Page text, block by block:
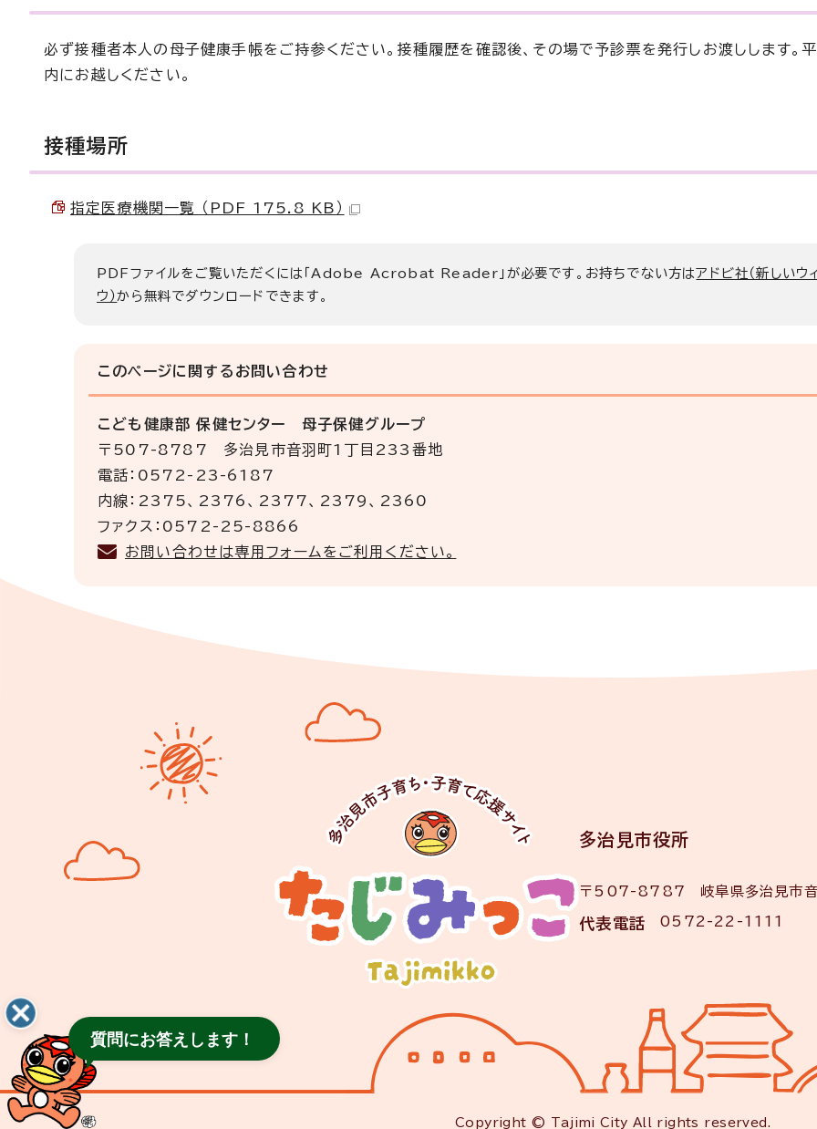
必ず接種者本人の母子健康手帳をご持参ください。接種履歴を確認後、その場で予診票を発行しお渡しします。
内にお越しください。
接種場所
指定医療機関一覧 （PDF 175.8 KB）
PDFファイルをご覧いただくには「Adobe Acrobat Reader」が必要です。お持ちでない方はアドビ社（新しいウ
ウ）から無料でダウンロードできます。
このページに関する お問い合わせ
こども健康部 保健センター 母子保健グループ
〒507-8787 多治見市音羽町1丁目233番地
電話：0572-23-6187
内線：2375、2376、2377、2379、2360
ファクス：0572-25-8866
お問い合わせは専用フォームをご利用ください。
多治見市役所
〒507-8787 岐阜県多治見市音
代表電話 0572-22-1111
Copyright © Tajimi City All rights reserved.
質問にお答えします！